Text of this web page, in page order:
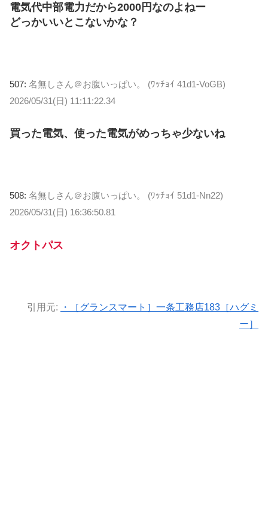
電気代中部電力だから2000円なのよねー
どっかいいとこないかな？
507: 名無しさん＠お腹いっぱい。 (ﾜｯﾁｮｲ 41d1-VoGB)
2026/05/31(日) 11:11:22.34
買った電気、使った電気がめっちゃ少ないね
508: 名無しさん＠お腹いっぱい。 (ﾜｯﾁｮｲ 51d1-Nn22)
2026/05/31(日) 16:36:50.81
オクトパス
引用元:
・［グランスマート］一条工務店183［ハグミ
ー］